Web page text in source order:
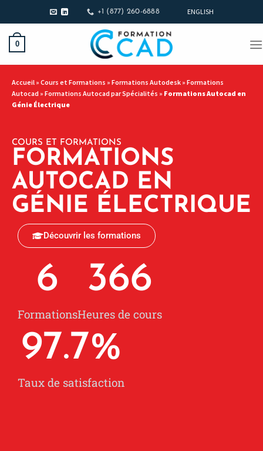
+1 (877) 260-6888 ENGLISH
0
Accueil » Cours et Formations » Formations Autodesk » Formations
Autocad » Formations Autocad par Spécialités » Formations Autocad en
Génie Électrique
COURS ET FORMATIONS
FORMATIONS
AUTOCAD EN
GÉNIE ÉLECTRIQUE
Découvrir les formations
Formations
6
Heures de cours
366
Taux de satisfaction
97.7%